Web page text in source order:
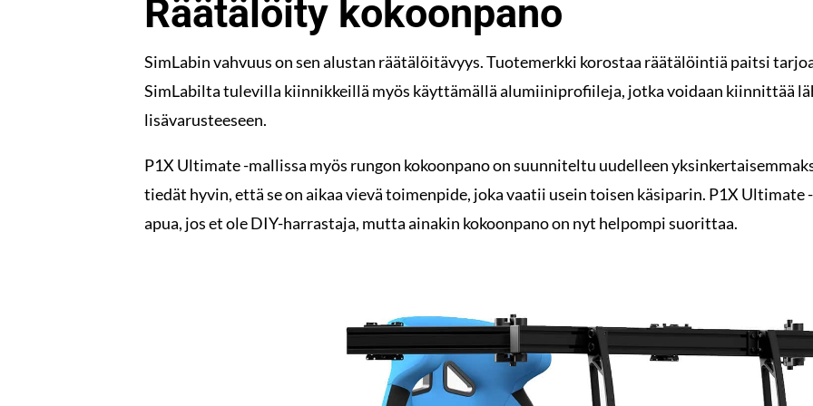
Räätälöity kokoonpano
SimLabin vahvuus on sen alustan räätälöitävyys. Tuotemerkki korostaa räätälöintiä paitsi
SimLabilta tulevilla kiinnikkeillä myös käyttämällä alumiiniprofiileja, jotka voidaan kiinnittää
lisävarusteeseen.
P1X Ultimate -mallissa myös rungon kokoonpano on suunniteltu uudelleen
tiedät hyvin, että se on aikaa vievä toimenpide, joka vaatii usein toisen käsiparin. P1X
apua, jos et ole DIY-harrastaja, mutta ainakin kokoonpano on nyt helpompi suorittaa.